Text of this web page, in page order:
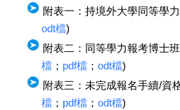
附表一：持境外大學同等學
odt檔)
附表二：同等學力報考博士
檔； pdf檔； odt檔)
附表三：未完成報名手續/資
檔； pdf檔； odt檔)